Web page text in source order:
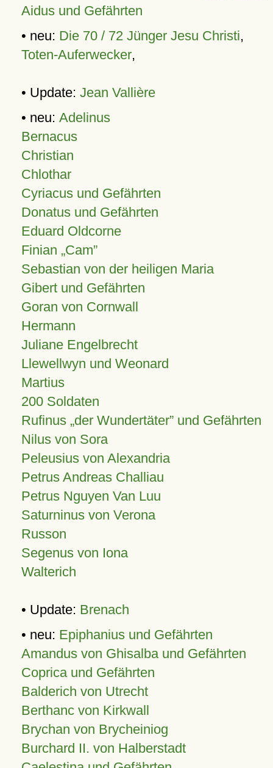
Aidus und Gefährten
• neu: Die 70 / 72 Jünger Jesu Christi,
Toten-Auferwecker,
• Update: Jean Vallière
• neu: Adelinus
Bernacus
Christian
Chlothar
Cyriacus und Gefährten
Donatus und Gefährten
Eduard Oldcorne
Finian Cam
Sebastian von der heiligen Maria
Gibert und Gefährten
Goran von Cornwall
Hermann
Juliane Engelbrecht
Llewellwyn und Weonard
Martius
200 Soldaten
Rufinus „der Wundertäter” und Gefährten
Nilus von Sora
Peleusius von Alexandria
Petrus Andreas Challiau
Petrus Nguyen Van Luu
Saturninus von Verona
Russon
Segenus von Iona
Walterich
• Update: Brenach
• neu: Epiphanius und Gefährten
Amandus von Ghisalba und Gefährten
Coprica und Gefährten
Balderich von Utrecht
Berthanc von Kirkwall
Brychan von Brycheiniog
Burchard II. von Halberstadt